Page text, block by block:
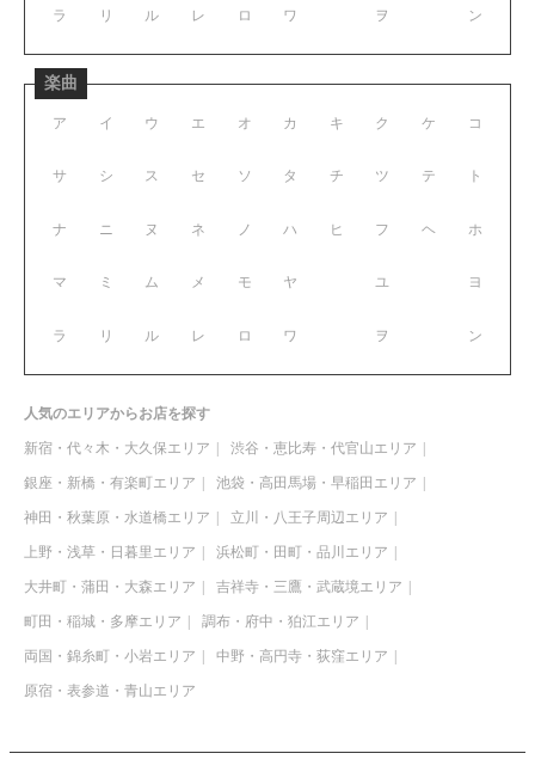
ラ リ ル レ ロ ワ ヲ ン
楽曲
ア イ ウ エ オ
サ シ ス セ ソ
ナ ニ ヌ ネ ノ
マ ミ ム メ モ
ラ リ ル レ ロ
カ キ ク ケ コ
タ チ ツ テ ト
ハ ヒ フ ヘ ホ
ヤ ユ ヨ
ワ ヲ ン
人気のエリアからお店を探す
新宿・代々木・大久保エリア 渋谷・恵比寿・代官山エリア
銀座・新橋・有楽町エリア 池袋・高田馬場・早稲田エリア
神田・秋葉原・水道橋エリア 立川・八王子周辺エリア
上野・浅草・日暮里エリア 浜松町・田町・品川エリア
大井町・蒲田・大森エリア 吉祥寺・三鷹・武蔵境エリア
町田・稲城・多摩エリア 調布・府中・狛江エリア
両国・錦糸町・小岩エリア 中野・高円寺・荻窪エリア
原宿・表参道・青山エリア